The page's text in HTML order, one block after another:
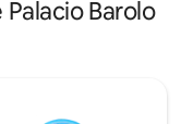
ideal para relaxar
Barolo